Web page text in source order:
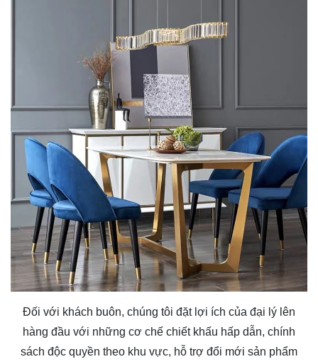
Đối với khách buôn, chúng tôi đặt lợi ích của đại lý lên
hàng đầu với những cơ chế chiết khấu hấp dẫn, chính
sách độc quyền theo khu vực, hỗ trợ đổi mới sản phẩm